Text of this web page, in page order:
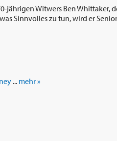
jährigen Witwers Ben Whittaker,
Sinnvolles zu tun, wird er
... mehr »